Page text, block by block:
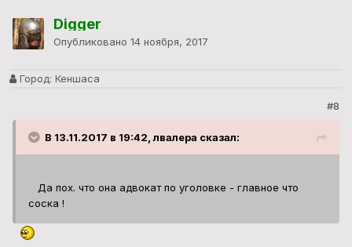
Digger
Опубликовано 14 ноября, 2017
Город: Кеншаса
#8
В 13.11.2017 в 19:42, лвалера сказал:
Да пох. что она адвокат по уголовке - главное что
соска !